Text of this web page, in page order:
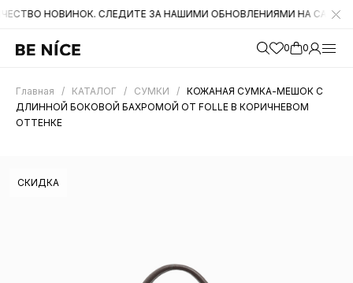
СЛЕДИТЕ ЗА НАШИМИ ОБНОВЛЕНИЯМИ НА САЙТЕ. А
0 0
Главная / КАТАЛОГ / СУМКИ / КОЖАНАЯ СУМКА-МЕШОК С
ДЛИННОЙ БОКОВОЙ БАХРОМОЙ ОТ FOLLE В КОРИЧНЕВОМ
ОТТЕНКЕ
СКИДКА